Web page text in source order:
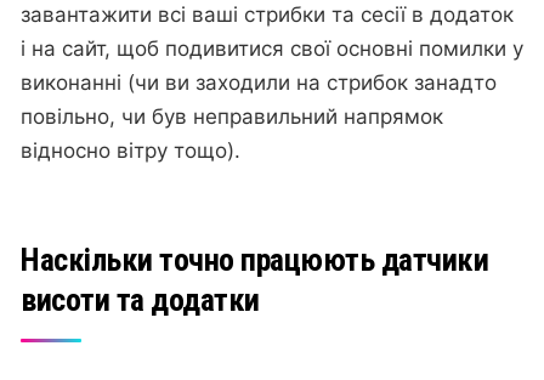
завантажити всі ваші стрибки та сесії в додаток
і на сайт, щоб подивитися свої основні помилки у
виконанні (чи ви заходили на стрибок занадто
повільно, чи був неправильний напрямок
відносно вітру тощо).
Наскільки точно працюють датчики
висоти та додатки